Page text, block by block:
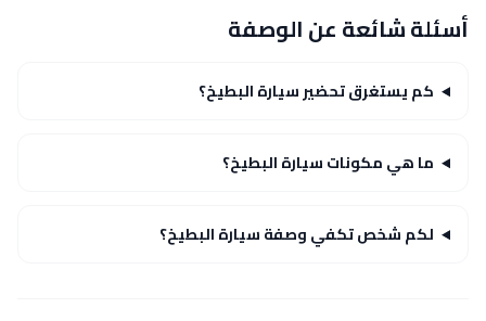
أسئلة شائعة عن الوصفة
كم يستغرق تحضير سيارة البطيخ؟
ما هي مكونات سيارة البطيخ؟
لكم شخص تكفي وصفة سيارة البطيخ؟